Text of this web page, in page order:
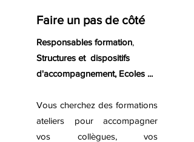
Faire un pas de côté
Responsables formation,
Structures et dispositifs
d'accompagnement, Ecoles ...
Vous cherchez des formations
ateliers pour accompagner
vos collègues, vos